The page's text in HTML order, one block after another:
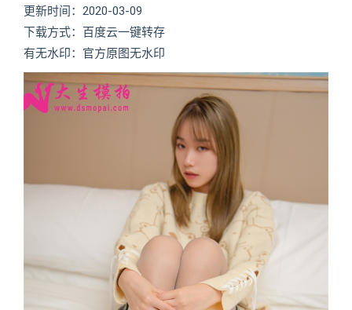
更新时间：2020-03-09
下载方式：百度云一键转存
有无水印：官方原图无水印